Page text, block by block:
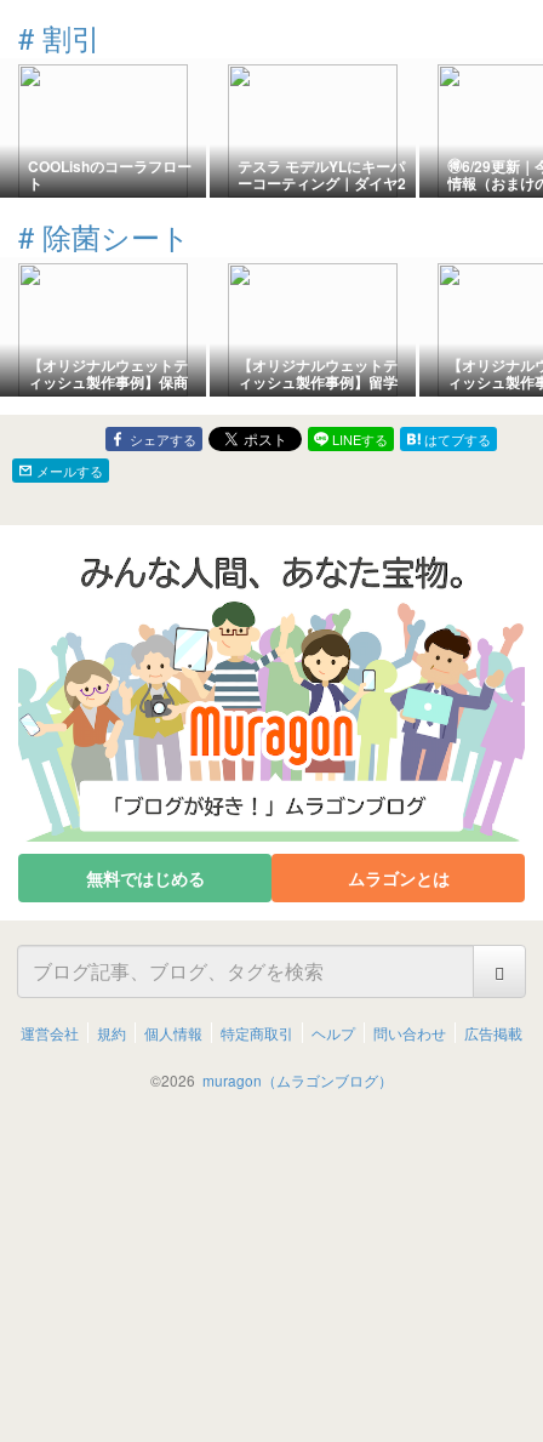
# 割引
COOLishのコーラフロー
ト
テスラ モデルYLにキーパ
ーコーティング｜ダイヤ2
キーパー プレミアムの費
🉐6/29更新｜
情報（おまけ
# 除菌シート
【オリジナルウェットテ
ィッシュ製作事例】保商
店会の集客用ウェットテ
ィッシュ
【オリジナルウェットテ
ィッシュ製作事例】留学
センターのノベルティウ
ェットティッシュ
【オリジナル
ィッシュ製作
人・派遣、お
販促用ウェッ
ュ
シェアする LINEする
はてブする
メールする
無料ではじめる ムラゴンとは
運営会社 規約 個人情報 特定商取引 ヘルプ 問い合わせ 広告掲載
©2026 muragon（ムラゴンブログ）